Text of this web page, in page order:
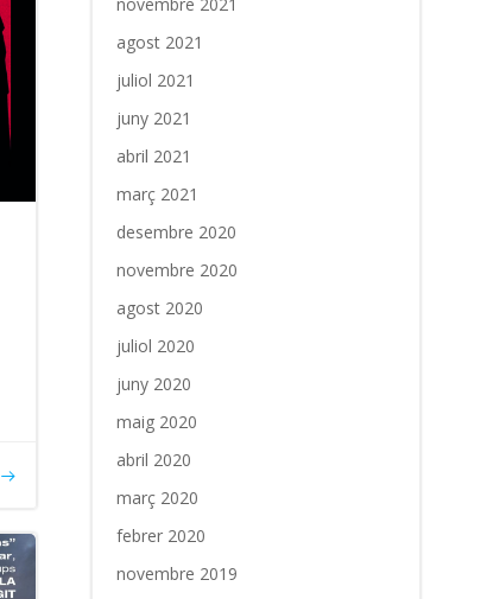
agost 2021
juliol 2021
juny 2021
abril 2021
març 2021
desembre 2020
novembre 2020
agost 2020
juliol 2020
juny 2020
maig 2020
abril 2020
març 2020
febrer 2020
novembre 2019